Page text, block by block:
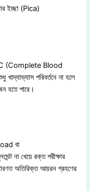
ইচ্ছা (Pica)
(Complete Blood
খাদ্যাভ্যাস পরিবর্তনে না হলে
হতে পারে।
বা
না খেয়ে রক্ত পরীক্ষার
অতিরিক্ত আয়রন গ্রহণের